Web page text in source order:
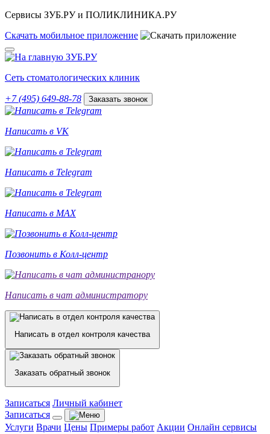
Сервисы ЗУБ.РУ и ПОЛИКЛИНИКА.РУ
Скачать мобильное приложение
Сеть стоматологических клиник
+7 (495) 649-88-78 Заказать звонок
Написать в VK
Написать в Telegram
Написать в MAX
Позвонить в Колл-центр
Написать в чат администратору
Написать в отдел контроля качества
Заказать обратный звонок
Записаться Личный кабинет
Записаться
Услуги Врачи Цены Примеры работ Акции Онлайн сервисы